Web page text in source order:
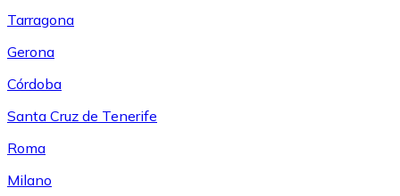
Tarragona
Gerona
Córdoba
Santa Cruz de Tenerife
Roma
Milano